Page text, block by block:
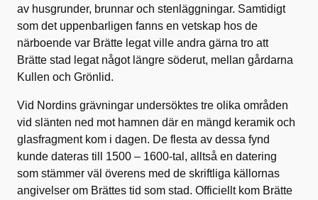
av husgrunder, brunnar och stenläggningar. Samtidigt
som det uppenbarligen fanns en vetskap hos de
närboende var Brätte legat ville andra gärna tro att
Brätte stad legat något längre söderut, mellan gårdarna
Kullen och Grönlid.
Vid Nordins grävningar undersöktes tre olika områden
vid slänten ned mot hamnen där en mängd keramik och
glasfragment kom i dagen. De flesta av dessa fynd
kunde dateras till 1500 – 1600-tal, alltså en datering
som stämmer väl överens med de skriftliga källornas
angivelser om Brättes tid som stad. Officiellt kom Brätte